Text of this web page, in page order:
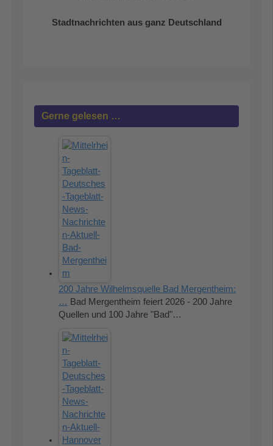
Stadtnachrichten aus ganz Deutschland
Gerne gelesen …
200 Jahre Wilhelmsquelle Bad Mergentheim:
… Bad Mergentheim feiert 2026 - 200 Jahre
Quellen und 100 Jahre "Bad"…